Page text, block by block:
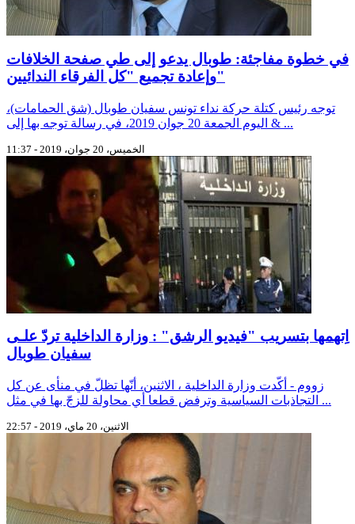
في خطوة مفاجئة: طوبال يدعو إلى طي صفحة الخلافات
وإعادة تجميع "كل الفرقاء الندائيين"
توجه رئيس كتلة حركة نداء تونس سفيان طوبال (شق الحمامات)،
اليوم الجمعة 20 جوان 2019، في رسالة توجه بها إلى & ...
الخميس، 20 جوان، 2019 - 11:37
اِتهمها بتسريب "فيديو الرشق" : وزارة الداخلية تردّ علـى
سفيان طوبال
زووم - أكّدت وزارة الداخلية ، الاثنين، أنّها تظلّ في منأى عن كل
التجاذبات السياسية وترفض قطعا أي محاولة للزجّ بها في مثل ...
الاثنين، 20 ماي، 2019 - 22:57